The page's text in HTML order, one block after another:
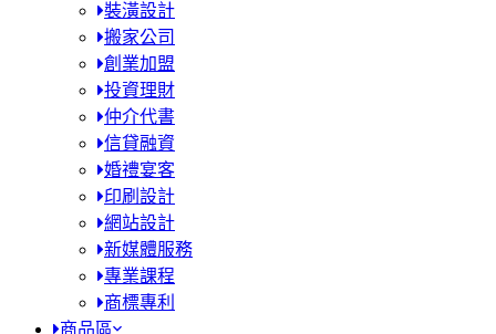
裝潢設計
搬家公司
創業加盟
投資理財
仲介代書
信貸融資
婚禮宴客
印刷設計
網站設計
新媒體服務
專業課程
商標專利
商品區